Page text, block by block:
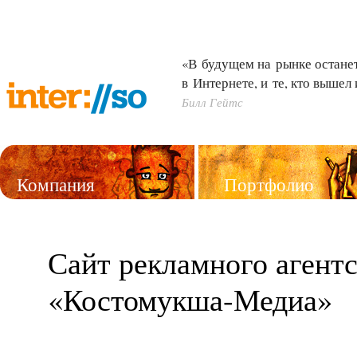
«В будущем на рынке
в Интернете, и те, кто вышел
Билл Гейтс
Компания Портфолио
Сайт рекламного
«Костомукша-Медиа»